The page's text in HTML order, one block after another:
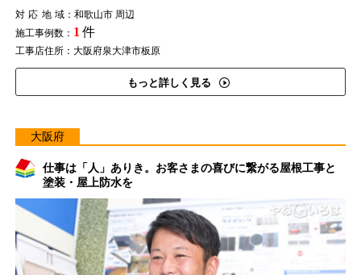
対応地域：和歌山市 周辺
施工事例数： 1 件
工事店住所：大阪府泉大津市板原
もっと詳しく見る
大阪府
仕事は「人」ありき。お客さまの喜びに繋がる屋根工事と
塗装・屋上防水を